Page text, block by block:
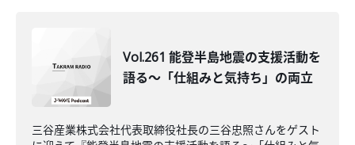
Vol.261 能登半島地震の支援活動を
語る～「仕組みと気持ち」の両立
三谷産業株式会社代表取締役社長の三谷忠照さんをゲスト